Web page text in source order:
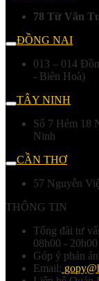
78 Từ Văn
ĐỒNG NAI
013 – 014
- Biên Hoà)
TÂY NINH
Số 7 Hẻm 18
Ninh
CẦN THƠ
57 Nguyễn
THÔNG TIN
Tổng đài tư
08h00 -
Góp ý phản
Email: